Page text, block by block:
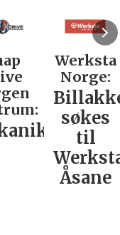
Werksta
Norge:
søkes
til
Åsane